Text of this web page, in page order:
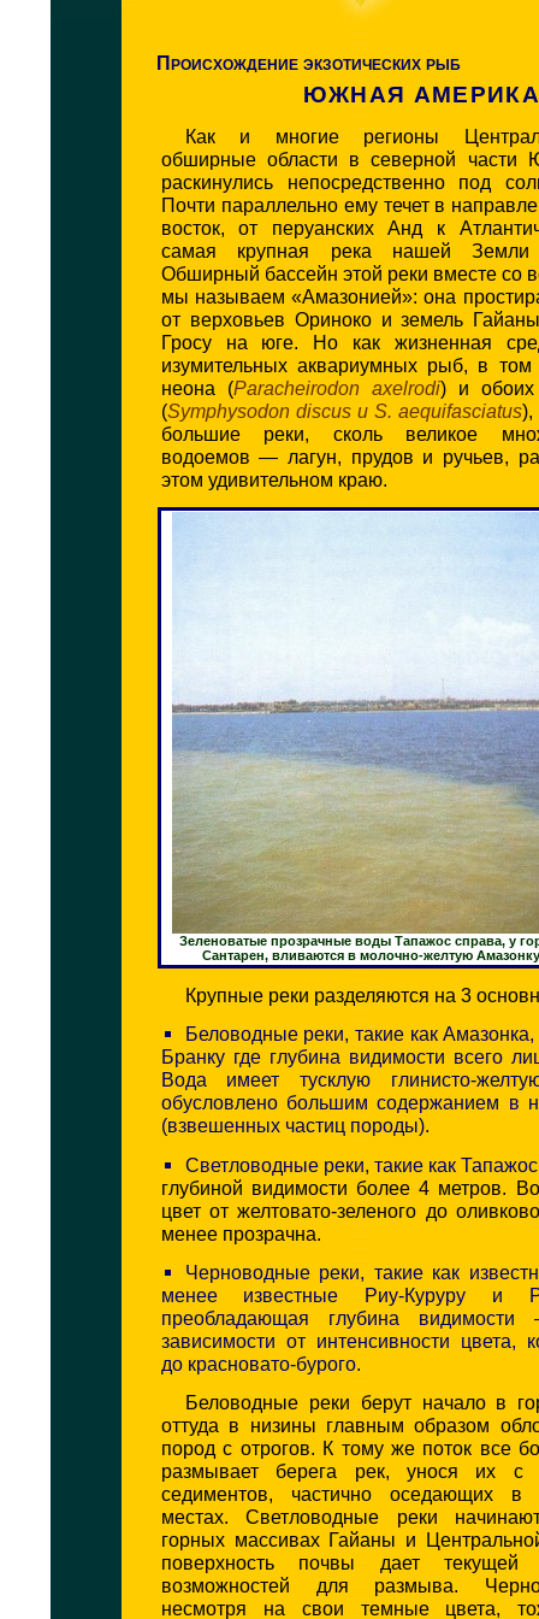
Происхождение экзотических рыб
ЮЖНАЯ
Как и многие регионы
обширные области в северной части
раскинулись непосредственно под
Почти параллельно ему течет в
восток, от перуанских Анд к
самая крупная река нашей
Обширный бассейн этой реки вместе со
мы называем «Амазонией»: она
от верховьев Ориноко и земель
Гросу на юге. Но как жизненная
изумительных аквариумных рыб, в том
неона (Раracheirodon axelrodi) и обоих
(Symphysodon discus и S. aequifasciatus),
большие реки, сколь великое
водоемов — лагун, прудов и ручьев,
этом удивительном краю.
Зеленоватые прозрачные воды Тапажос справа, у
Сантарен, вливаются в молочно-желтую
Крупные реки разделяются на 3
Беловодные реки, такие как
Бранку где глубина видимости всего
Вода имеет тусклую глинисто-
обусловлено большим содержанием в
(взвешенных частиц породы).
Светловодные реки, такие как
глубиной видимости более 4 метров.
цвет от желтовато-зеленого до
менее прозрачна.
Черноводные реки, такие как
менее известные Риу-Куруру и
преобладающая глубина
зависимости от интенсивности цвета,
до красновато-бурого.
Беловодные реки берут начало в
оттуда в низины главным образом
пород с отрогов. К тому же поток все
размывает берега рек, унося их
седиментов, частично оседающих в
местах. Светловодные реки
горных массивах Гайаны и
поверхность почвы дает
возможностей для размыва.
несмотря на свои темные цвета,